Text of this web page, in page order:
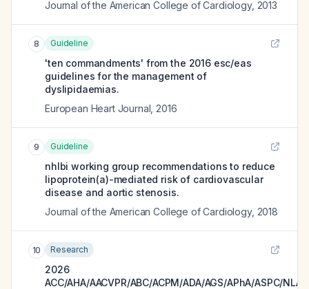
Journal of the American College of Cardiology, 2013
8 Guideline
'ten commandments' from the 2016 esc/eas
guidelines for the management of
dyslipidaemias.
European Heart Journal 2016
9 Guideline
nhlbi working group recommendations to reduce
lipoprotein(a)-mediated risk of cardiovascular
disease and aortic stenosis.
Journal of the American College of Cardiology, 2018
10 Research
2026
ACC/AHA/AACVPR/ABC/ACPM/ADA/AGS/APhA/ASPC/NLA/